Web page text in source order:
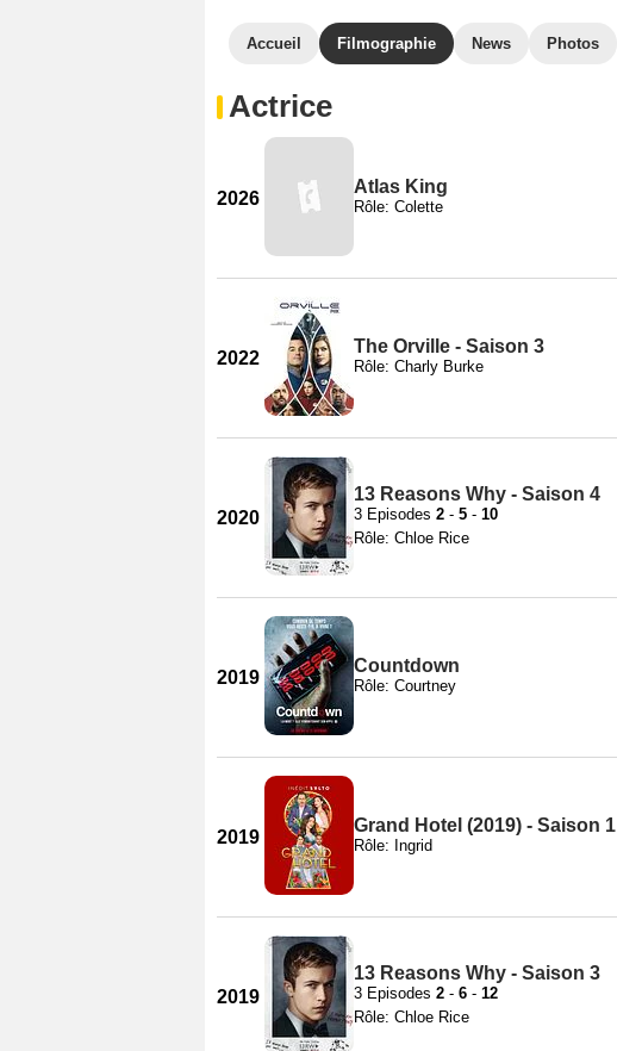
Accueil Filmographie News Photos
Actrice
2026
Atlas King
Rôle: Colette
2022
The Orville - Saison 3
Rôle: Charly Burke
2020
13 Reasons Why - Saison 4
3 Episodes 2 - 5 - 10
Rôle: Chloe Rice
2019
Countdown
Rôle: Courtney
2019
Grand Hotel (2019) - Saison 1
Rôle: Ingrid
2019
13 Reasons Why - Saison 3
3 Episodes 2 - 6 - 12
Rôle: Chloe Rice